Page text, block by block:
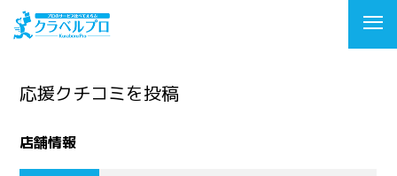
応援クチコミを投稿
店舗情報